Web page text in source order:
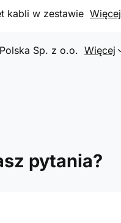
kabli w zestawie Więcej
Sp. z o.o. Więcej
pytania?